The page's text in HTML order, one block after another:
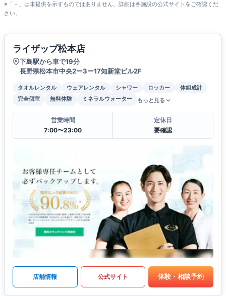
※「－」は未提供を示すものではありません。詳細は各施設の公式サイトをご確認くだ
さい。
ライザップ松本店
下島駅から車で19分
長野県松本市中央2ー3ー17知新堂ビル2F
タオルレンタル ウェアレンタル シャワー ロッカー
体組成計
完全個室
無料体験 ミネラルウォーター もっと見る
営業時間
7:00〜23:00
定休日
要確認
店舗情報 公式サイト 体験・相談予約